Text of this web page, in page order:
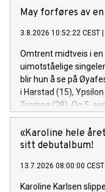
May forføres av
3.8.2026 10:52:22 CEST
Omtrent midtveis i
uimotståelige
blir hun å se på
i Harstad (15),
Tromsø (28). Og 5.
festivalsesongen
«Karoline hele
sitt debutalbum!
13.7.2026 08:00:00 CEST
Karoline Karlsen